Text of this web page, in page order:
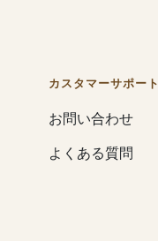
カスタマーサポート
お問い合わせ
よくある質問